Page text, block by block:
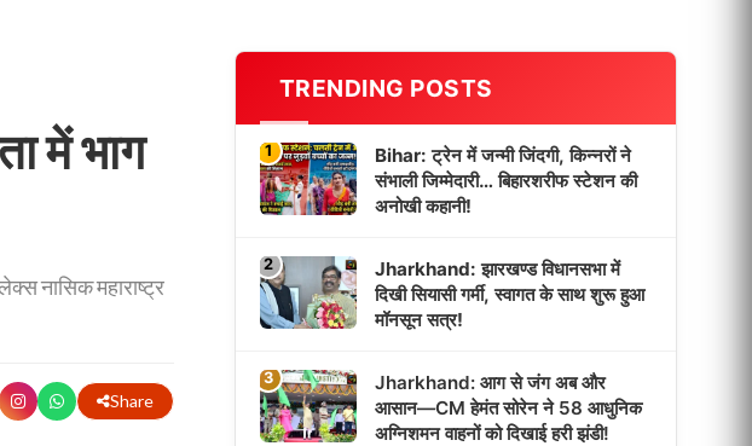
में भाग
नासिक महाराष्ट्र
Share
TRENDING POSTS
1
Bihar: ट्रेन में जन्मी जिंदगी, किन्नरों ने
संभाली जिम्मेदारी… बिहारशरीफ स्टेशन की
अनोखी कहानी!
2
Jharkhand: झारखण्ड विधानसभा में
दिखी सियासी गर्मी, स्वागत के साथ शुरू हुआ
मॉनसून सत्र!
3
Jharkhand: आग से जंग अब और
आसान—CM हेमंत सोरेन ने 58 आधुनिक
अग्निशमन वाहनों को दिखाई हरी झंडी!